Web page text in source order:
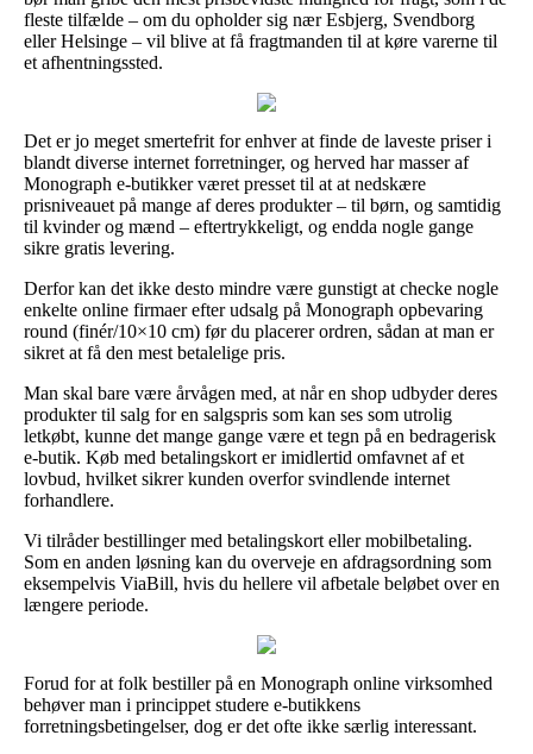
fleste tilfælde – om du opholder sig nær Esbjerg, Svendborg
eller Helsinge – vil blive at få fragtmanden til at køre varerne til
et afhentningssted.
Det er jo meget smertefrit for enhver at finde de laveste priser i
blandt diverse internet forretninger, og herved har masser af
Monograph e-butikker været presset til at at nedskære
prisniveauet på mange af deres produkter – til børn, og samtidig
til kvinder og mænd – eftertrykkeligt, og endda nogle gange
sikre gratis levering.
Derfor kan det ikke desto mindre være gunstigt at checke nogle
enkelte online firmaer efter udsalg på Monograph opbevaring
round (finér/10×10 cm) før du placerer ordren, sådan at man er
sikret at få den mest betalelige pris.
Man skal bare være årvågen med, at når en shop udbyder deres
produkter til salg for en salgspris som kan ses som utrolig
letkøbt, kunne det mange gange være et tegn på en bedragerisk
e-butik. Køb med betalingskort er imidlertid omfavnet af et
lovbud, hvilket sikrer kunden overfor svindlende internet
forhandlere.
Vi tilråder bestillinger med betalingskort eller mobilbetaling.
Som en anden løsning kan du overveje en afdragsordning som
eksempelvis ViaBill, hvis du hellere vil afbetale beløbet over en
længere periode.
Forud for at folk bestiller på en Monograph online virksomhed
behøver man i princippet studere e-butikkens
forretningsbetingelser, dog er det ofte ikke særlig interessant.